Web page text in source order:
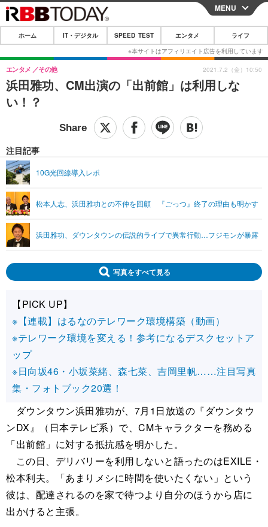
CLOSE
ホーム
IT・デジタル
IT・デジタルTOP スマートフォン
その他
SPEED TEST
映画・ドラマ
グラビア ブログ
ショッピング その他
ライフTOP
リリース一覧
プッシュ通知の停止方法
MENU
ホーム IT・デジタル SPEED TEST エンタメ ライフ
浜田雅功、CM出演の「出前館」は利用しな
い！？
エンタメ その他
注目記事
10G光回線導入レポ
松本人志、浜田雅功との不仲を回顧 『ごっつ』終了の理由も明かす
浜田雅功、ダウンタウンの伝説的ライブで異常行動…フジモンが暴露
2021.7.2（金）10:50
写真をすべて見る
【PICK UP】
※【連載】はるなのテレワーク環境構築（動画）
※テレワーク環境を変える！参考になるデスクセットア
ップ
※日向坂46・小坂菜緒、森七菜、吉岡里帆……注目写真
集・フォトブック20選！
ダウンタウン浜田雅功が、7月1日放送の『ダウンタウ
ンDX』（日本テレビ系）で、CMキャラクターを務める
「出前館」に対する抵抗感を明かした。
この日、デリバリーを利用しないと語ったのはEXILE・
松本利夫。「あまりメシに時間を使いたくない」という
彼は、配達されるのを家で待つより自分のほうから店に
出かけると主張。